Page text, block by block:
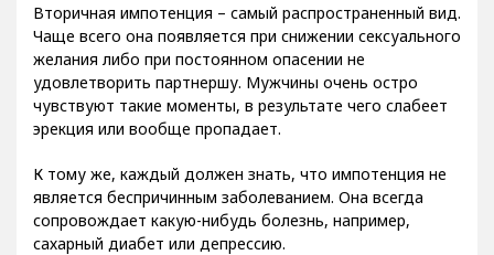
Вторичная импотенция – самый распространенный вид.
Чаще всего она появляется при снижении сексуального
желания либо при постоянном опасении не
удовлетворить партнершу. Мужчины очень остро
чувствуют такие моменты, в результате чего слабеет
эрекция или вообще пропадает.
К тому же, каждый должен знать, что импотенция не
является беспричинным заболеванием. Она всегда
сопровождает какую-нибудь болезнь, например,
сахарный диабет или депрессию.